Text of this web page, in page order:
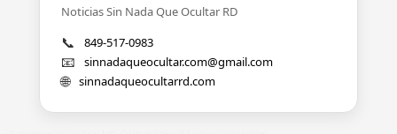
Noticias Sin Nada Que Ocultar RD
📞 849-517-0983
📧 sinnadaqueocultar.com@gmail.com
🌐 sinnadaqueocultarrd.com